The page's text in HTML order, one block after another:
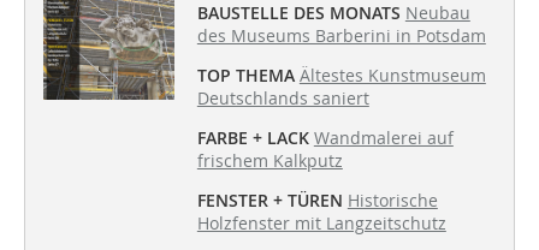
BAUSTELLE DES MONATS Neubau
des Museums Barberini in Potsdam
TOP THEMA Ältestes Kunstmuseum
Deutschlands saniert
FARBE + LACK Wandmalerei auf
frischem Kalkputz
FENSTER + TÜREN Historische
Holzfenster mit Langzeitschutz